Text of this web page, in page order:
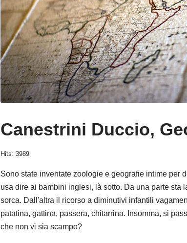
Canestrini Duccio,
Hits: 3989
Sono state inventate zoologie e geografie intime per
usa dire ai bambini inglesi, là sotto. Da una parte sta
sorca. Dall'altra il ricorso a diminutivi infantili
patatina, gattina, passera, chitarrina. Insomma, si
che non vi sia scampo?